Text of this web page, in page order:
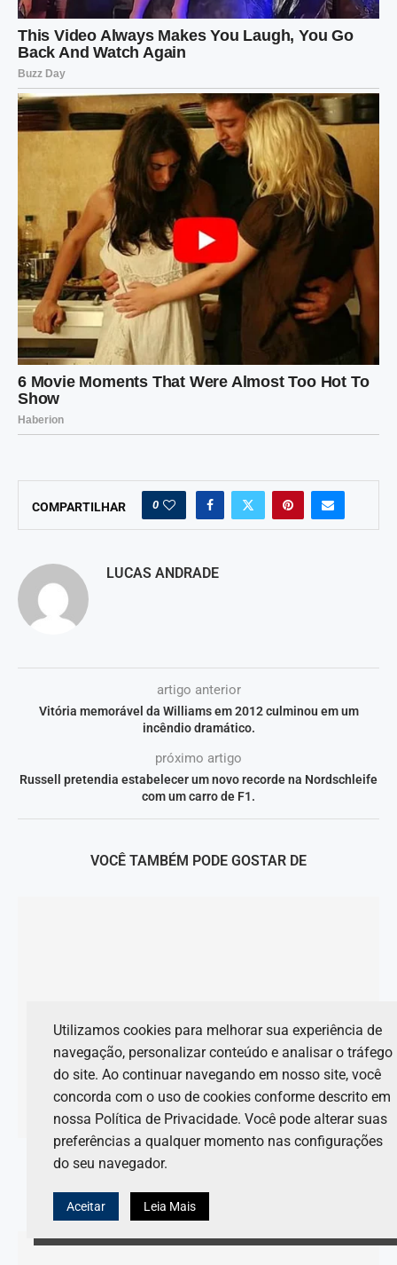
COMPARTILHAR 0
LUCAS ANDRADE
artigo anterior
Vitória memorável da Williams em 2012 culminou em um
incêndio dramático.
próximo artigo
Russell pretendia estabelecer um novo recorde na Nordschleife
com um carro de F1.
VOCÊ TAMBÉM PODE GOSTAR DE
Rafa Câmara foca na Haas e Red Bull anuncia novo
8 de agosto de 2026
Utilizamos cookies para melhorar sua experiência de
navegação, personalizar conteúdo e analisar o tráfego
do site. Ao continuar navegando em nosso site, você
concorda com o uso de cookies conforme descrito em
nossa Política de Privacidade. Você pode alterar suas
preferências a qualquer momento nas configurações
do seu navegador.
Aceitar Leia Mais